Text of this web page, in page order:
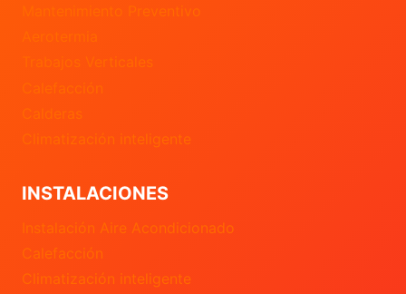
Mantenimiento Preventivo
Trabajos Verticales
Calefacción
Calderas
Climatización inteligente
INSTALACIONES
Instalación Aire Acondicionado
Calefacción
Climatización inteligente